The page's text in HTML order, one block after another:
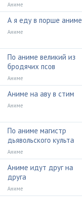
Аниме
А я еду в порше аниме
Аниме
По аниме великий из
бродячих псов
Аниме
Аниме на аву в стим
Аниме
По аниме магистр
дьявольского культа
Аниме
Аниме идут друг на
друга
Аниме